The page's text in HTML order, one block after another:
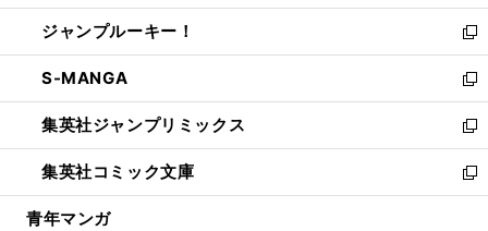
開
く
ウ
で
開
く
ン
ド
ウ
で
開
く
ウ
ィ
ン
ド
ウ
で
開
く
し
い
ウ
ィ
ン
ド
ウ
で
開
ジャンプルーキー！
新
し
い
ウ
ィ
ン
ド
ウ
S-MANGA
新
し
い
ウ
ィ
ン
集英社ジャンプリミックス
新
し
い
ウ
集英社コミック文庫
新
し
青年マンガ